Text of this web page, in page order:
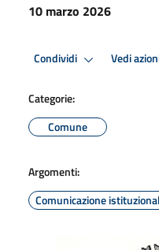
10 marzo 2026
Condividi Vedi
Categorie:
Comune
Argomenti:
Comunicazione